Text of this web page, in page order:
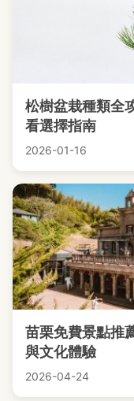
松樹盆栽種類全
看選擇指南
2026-01-16
苗栗免費景點推
與文化體驗
2026-04-24